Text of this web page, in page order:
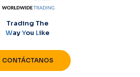
Trading The
WayYou Like
CONTÁCTANOS